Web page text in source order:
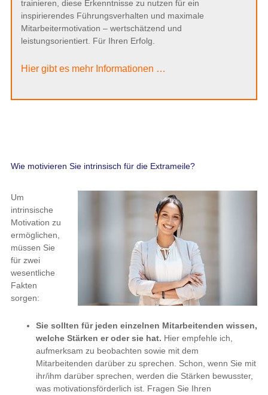
trainieren, diese Erkenntnisse zu nutzen für ein
inspirierendes Führungsverhalten und maximale
Mitarbeitermotivation – wertschätzend und
leistungsorientiert. Für Ihren Erfolg.
Hier gibt es mehr Informationen …
Wie motivieren Sie intrinsisch für die Extrameile?
Um
intrinsische
Motivation zu
ermöglichen,
müssen Sie
für zwei
wesentliche
Fakten
sorgen:
Sie sollten für jeden einzelnen Mitarbeitenden wissen,
welche Stärken er oder sie hat. Hier empfehle ich,
aufmerksam zu beobachten sowie mit dem
Mitarbeitenden darüber zu sprechen. Schon, wenn Sie mit
ihr/ihm darüber sprechen, werden die Stärken bewusster,
was motivationsförderlich ist. Fragen Sie Ihren